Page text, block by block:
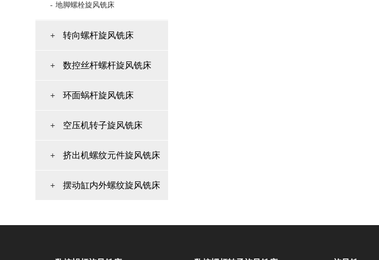
- 地脚螺栓旋风铣床
+ 转向螺杆旋风铣床
+ 数控丝杆螺杆旋风铣床
+ 环面蜗杆旋风铣床
+ 空压机转子旋风铣床
+ 挤出机螺纹元件旋风铣床
+ 摆动缸内外螺纹旋风铣床